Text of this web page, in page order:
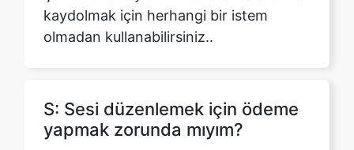
S: Sesi düzenlemek için ödeme
kullanımı tamamen ücretsizdir. Bu araca
kolayca erişilebilir ve telefonu, tableti,